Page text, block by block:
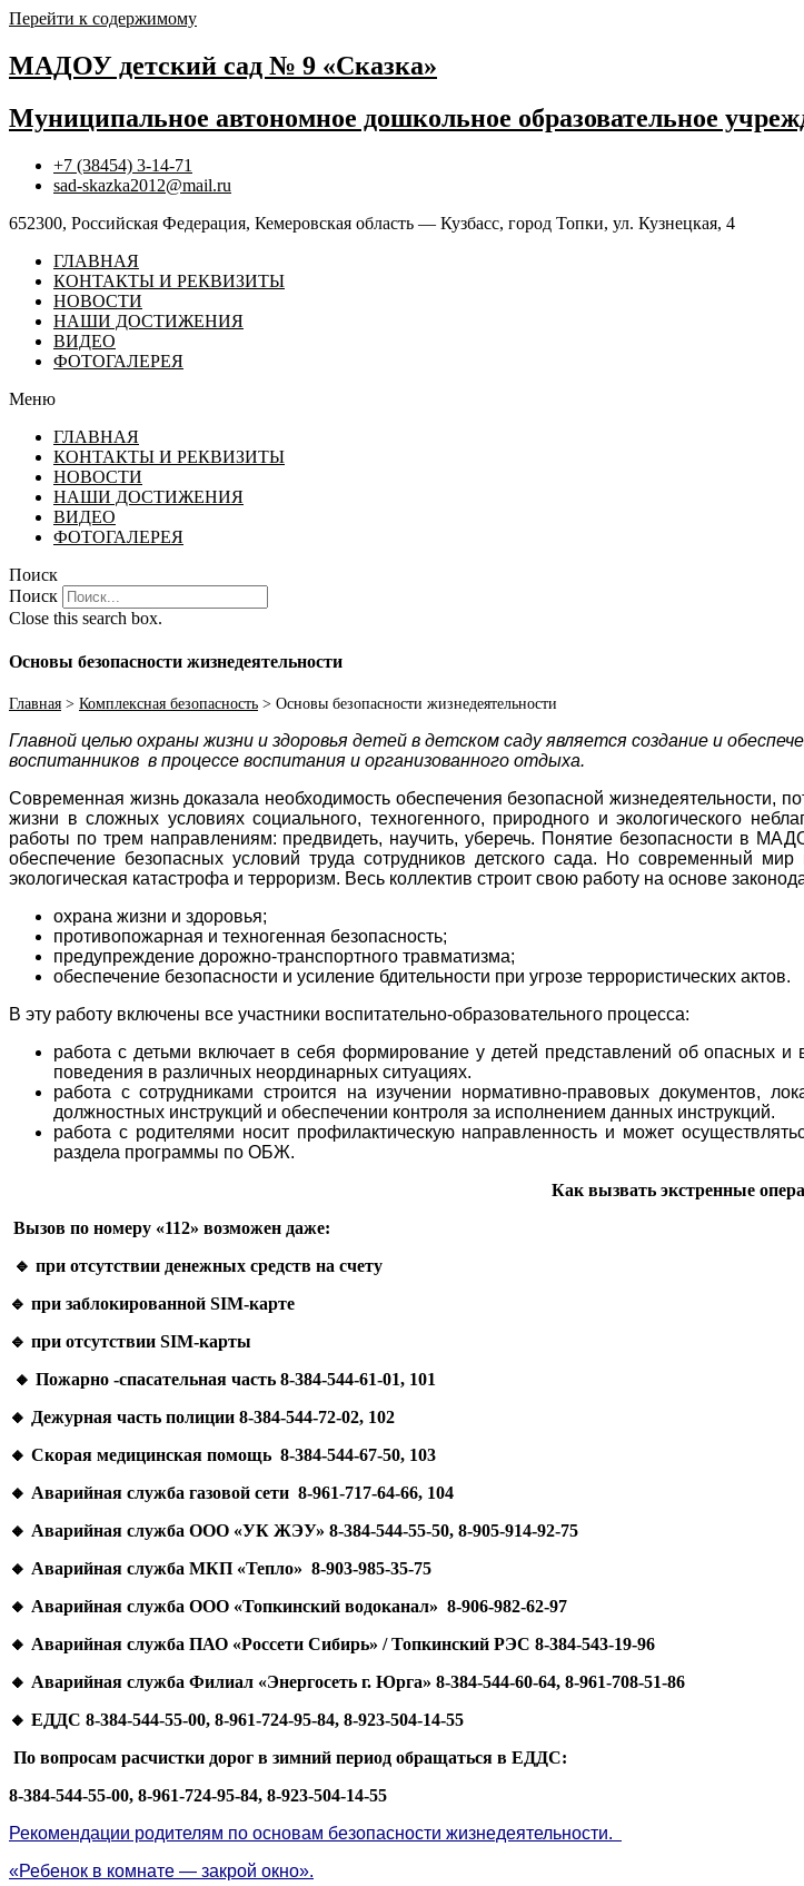
Перейти к содержимому
МАДОУ детский сад № 9 «Сказка»
Муниципальное автономное дошкольное образовательное
+7 (38454) 3-14-71
sad-skazka2012@mail.ru
652300, Российская Федерация, Кемеровская область — Кузбасс, город Топки, ул. Кузнецкая, 4
ГЛАВНАЯ
КОНТАКТЫ И РЕКВИЗИТЫ
НОВОСТИ
НАШИ ДОСТИЖЕНИЯ
ВИДЕО
ФОТОГАЛЕРЕЯ
Меню
ГЛАВНАЯ
КОНТАКТЫ И РЕКВИЗИТЫ
НОВОСТИ
НАШИ ДОСТИЖЕНИЯ
ВИДЕО
ФОТОГАЛЕРЕЯ
Поиск
Поиск
Close this search box.
Основы безопасности жизнедеятельности
Главная > Комплексная безопасность > Основы безопасности жизнедеятельности
Главной целью охраны жизни и здоровья детей в детском саду является создание и
воспитанников в процессе воспитания и организованного отдыха.
Современная жизнь доказала необходимость обеспечения безопасной жизнедеятельности,
жизни в сложных условиях социального, техногенного, природного и экологического
работы по трем направлениям: предвидеть, научить, уберечь. Понятие безопасности в
обеспечение безопасных условий труда сотрудников детского сада. Но современный
экологическая катастрофа и терроризм. Весь коллектив строит свою работу на основе
охрана жизни и здоровья;
противопожарная и техногенная безопасность;
предупреждение дорожно-транспортного травматизма;
обеспечение безопасности и усиление бдительности при угрозе террористических актов.
В эту работу включены все участники воспитательно-образовательного процесса:
работа с детьми включает в себя формирование у детей представлений об опасных
поведения в различных неординарных ситуациях.
работа с сотрудниками строится на изучении нормативно-правовых документов,
должностных инструкций и обеспечении контроля за исполнением данных инструкций.
работа с родителями носит профилактическую направленность и может
раздела программы по ОБЖ.
Как вызвать экстренные
Вызов по номеру «112» возможен даже:
🔹 при отсутствии денежных средств на счету
🔹 при заблокированной SIM-карте
🔹 при отсутствии SIM-карты
🔸 Пожарно -спасательная часть 8-384-544-61-01, 101
🔸 Дежурная часть полиции 8-384-544-72-02, 102
🔸 Скорая медицинская помощь 8-384-544-67-50, 103
🔸 Аварийная служба газовой сети 8-961-717-64-66, 104
🔸 Аварийная служба ООО «УК ЖЭУ» 8-384-544-55-50, 8-905-914-92-75
🔸 Аварийная служба МКП «Тепло» 8-903-985-35-75
🔸 Аварийная служба ООО «Топкинский водоканал» 8-906-982-62-97
🔸 Аварийная служба ПАО «Россети Сибирь» / Топкинский РЭС 8-384-543-19-96
🔸 Аварийная служба Филиал «Энергосеть г. Юрга» 8-384-544-60-64, 8-961-708-51-86
🔸 ЕДДС 8-384-544-55-00, 8-961-724-95-84, 8-923-504-14-55
По вопросам расчистки дорог в зимний период обращаться в ЕДДС:
8-384-544-55-00, 8-961-724-95-84, 8-923-504-14-55
Рекомендации родителям по основам безопасности жизнедеятельности.
«Ребенок в комнате — закрой окно».